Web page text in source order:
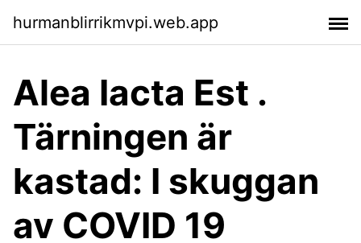
hurmanblirrikmvpi.web.app
Alea Iacta Est .
Tärningen är
kastad: I skuggan
av COVID 19